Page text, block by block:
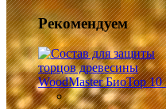
Рекомендуем